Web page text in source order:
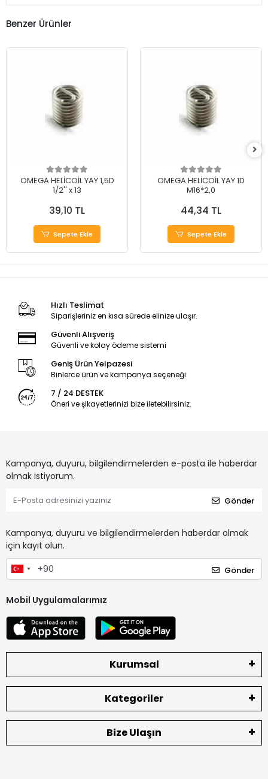
Benzer Ürünler
OMEGA HELİCOİL YAY 1,5D
1/2'' x 13
39,10 TL
Sepete Ekle
OMEGA HELİCOİL YAY 1D
M16*2,0
44,34 TL
Sepete Ekle
Hızlı Teslimat
Siparişleriniz en kısa sürede elinize ulaşır.
Güvenli Alışveriş
Güvenli ve kolay ödeme sistemi
Geniş Ürün Yelpazesi
Binlerce ürün ve kampanya seçeneği
7 / 24 DESTEK
Öneri ve şikayetlerinizi bize iletebilirsiniz.
Kampanya, duyuru, bilgilendirmelerden e-posta ile haberdar
olmak istiyorum.
Gönder
Kampanya, duyuru ve bilgilendirmelerden haberdar olmak
için kayıt olun.
Gönder
Mobil Uygulamalarımız
Kurumsal
Kategoriler
Bize Ulaşın